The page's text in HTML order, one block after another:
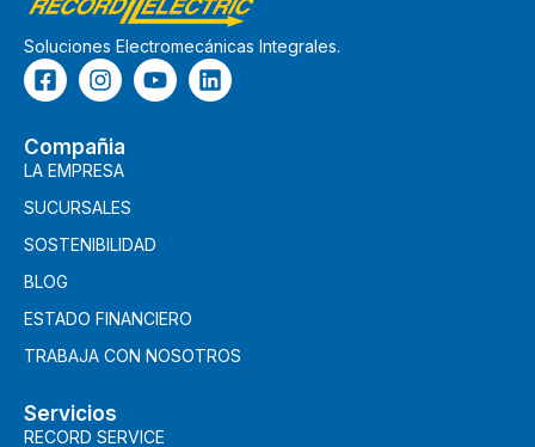
Soluciones Electromecánicas Integrales.
Compañia
LA EMPRESA
SUCURSALES
SOSTENIBILIDAD
BLOG
ESTADO FINANCIERO
TRABAJA CON NOSOTROS
Servicios
RECORD SERVICE